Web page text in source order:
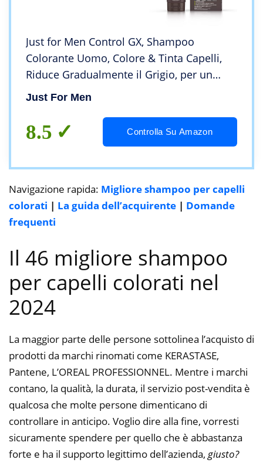
Just for Men Control GX, Shampoo
Colorante Uomo, Colore & Tinta Capelli,
Riduce Gradualmente il Grigio, per un
Look Naturale, 118 ml
Just For Men
8.5 Controlla Su Amazon
Navigazione rapida: Migliore shampoo per capelli
colorati | La guida dell’acquirente | Domande
frequenti
Il 46 migliore shampoo
per capelli colorati nel
2024
La maggior parte delle persone sottolinea l’acquisto di
prodotti da marchi rinomati come KERASTASE,
Pantene, L’OREAL PROFESSIONNEL. Mentre i marchi
contano, la qualità, la durata, il servizio post-vendita è
qualcosa che molte persone dimenticano di
controllare in anticipo. Voglio dire alla fine, vorresti
sicuramente spendere per quello che è abbastanza
forte e ha il supporto legittimo dell’azienda, giusto?